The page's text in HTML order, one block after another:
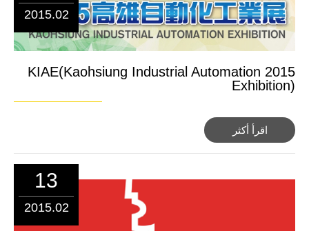
2015.02
2015 KIAE(Kaohsiung Industrial Automation
Exhibition)
اقرأ أكثر
13
2015.02